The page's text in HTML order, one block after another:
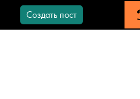
Создать пост